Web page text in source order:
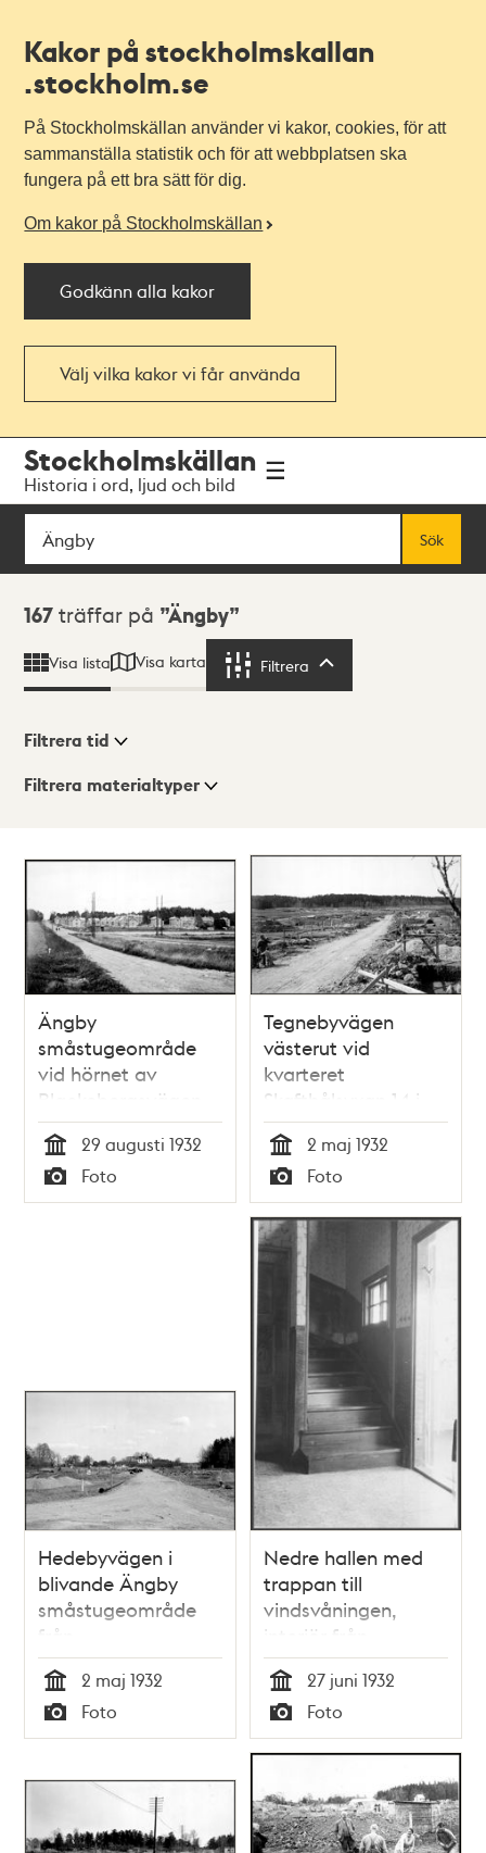
Kakor på stockholmskallan
.stockholm.se
På Stockholmskällan använder vi kakor, cookies, för att
sammanställa statistik och för att webbplatsen ska
fungera på ett bra sätt för dig.
Om kakor på Stockholmskällan
Godkänn alla kakor
Välj vilka kakor vi får använda
navigationen
huvudinnehållet
Stockholmskällan
Historia i ord, ljud och bild
Sök
Sök
Sökresultat
167 träffar på Ängby
Visa lista Visa karta Filtrera
Visningsläge
Filtrera tid
Filtrera materialtyper
167träffar
Ängby
småstugeområde
vid hörnet av
Blackebergsvägen
och Ängbyvägen
mot norr
Tid
29 augusti 1932
Typ
Foto
Tegnebyvägen
västerut vid
kvarteret
Skafthålsyxan 14 i
Ängby
småstugeområde
Tid
2 maj 1932
Typ
Foto
Hedebyvägen i
blivande Ängby
småstugeområde
från
Blackebergsvägen
(Bällstavägen)
österut mot Stora
Ängby gård
Tid
2 maj 1932
Typ
Foto
Nedre hallen med
trappan till
vindsvåningen,
interiör från
Beckombergavägen
128 i Ängby
småstugeområde
Tid
27 juni 1932
Typ
Foto